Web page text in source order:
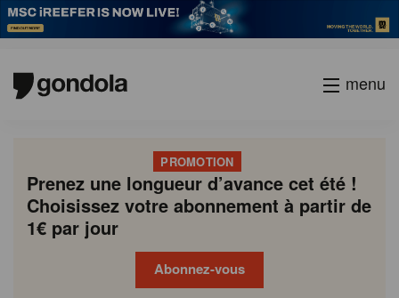
menu
PROMOTION
Prenez une longueur d’avance cet été !
Choisissez votre abonnement à partir de
1€ par jour
Abonnez-vous